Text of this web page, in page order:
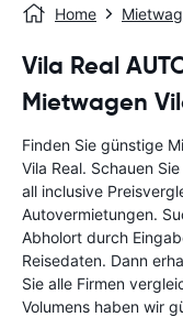
Home
Vila Real
Mietwagen
Finden Sie günstige
Vila Real. Schauen
all inclusive
Autovermietungen.
Abholort durch
Reisedaten. Dann
Sie alle Firmen
Volumens haben wir